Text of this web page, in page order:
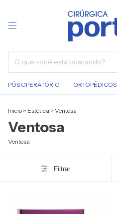
PÓS OPERATÓRIO ORTOPÉDICOS
Início > Estética > Ventosa
Ventosa
Ventosa
Filtrar